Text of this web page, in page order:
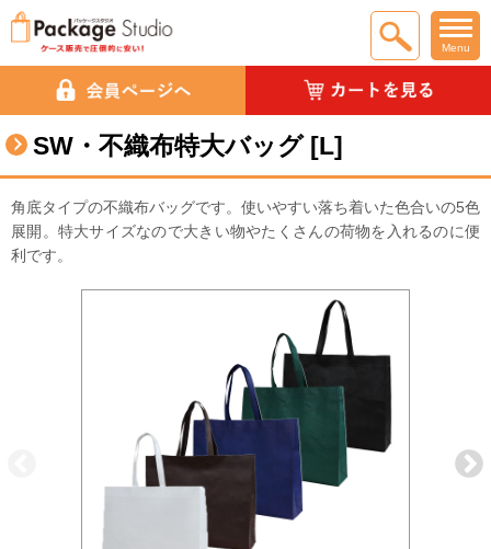
Menu
SW・不織布特大バッグ [L]
角底タイプの不織布バッグです。使いやすい落ち着いた色合いの5色
展開。特大サイズなので大きい物やたくさんの荷物を入れるのに便
利です。